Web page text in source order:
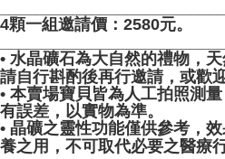
4顆一組邀請價：2580元。
• 水晶礦石為大自然的禮物，
請自行斟酌後再行邀請，或歡
• 本賣場寶貝皆為人工拍照測
有誤差，以實物為準。
• 晶礦之靈性功能僅供參考，
養之用，不可取代必要之醫療行